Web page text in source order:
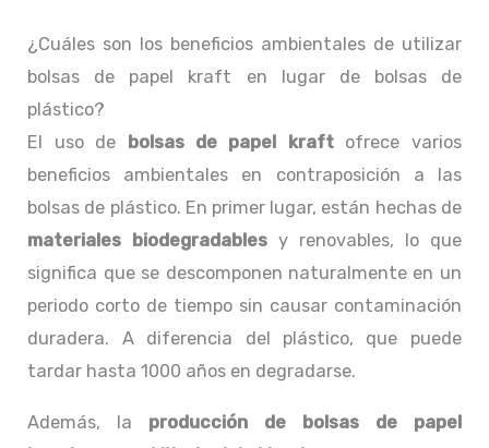
¿Cuáles son los beneficios ambientales de utilizar
bolsas de papel kraft en lugar de bolsas de
plástico?
El uso de
bolsas de papel kraftofrece varios
beneficios ambientales en contraposición a las
bolsas de plástico. En primer lugar, están hechas de
materiales biodegradables y renovables, lo que
significa que se descomponen naturalmente en un
periodo corto de tiempo sin causar contaminación
duradera. A diferencia del plástico, que puede
tardar hasta 1000 años en degradarse.
Además, la producción de bolsas de papel